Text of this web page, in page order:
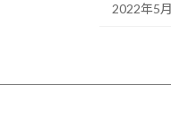
2022年5月